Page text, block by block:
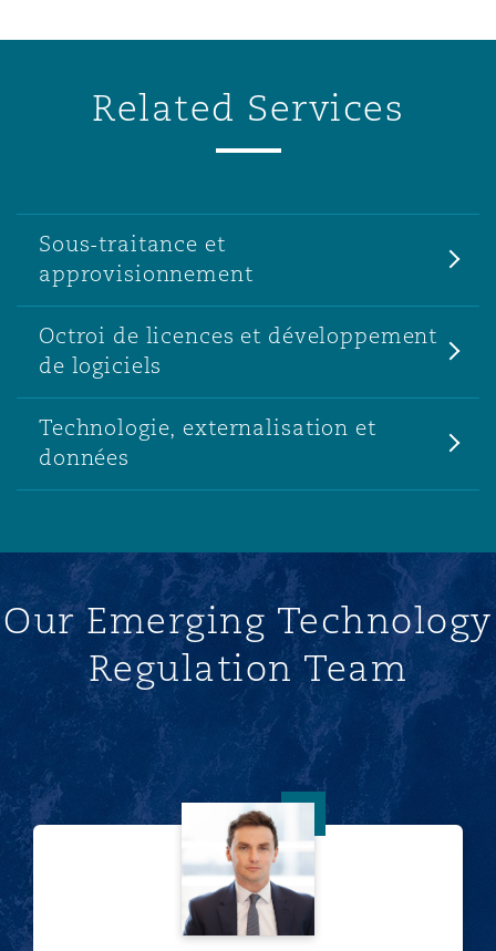
Related Services
Sous-traitance et
approvisionnement
Octroi de licences et développement
de logiciels
Technologie, externalisation et
données
Our Emerging Technology
Regulation Team
Lee Bacon